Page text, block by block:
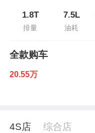
1.8T
排量
7.5L
油耗
全款购车
20.55万
4S店 综合店